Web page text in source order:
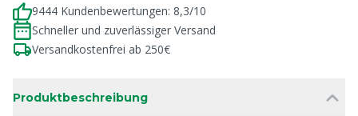
9444 Kundenbewertungen: 8,3/10
Schneller und zuverlässiger Versand
Versandkostenfrei ab 250€
Produktbeschreibung